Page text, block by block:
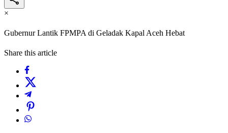
×
Gubernur Lantik FPMPA di Geladak Kapal Aceh Hebat
Share this article